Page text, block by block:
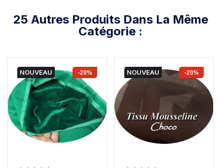
25 Autres Produits Dans La Même
Catégorie :
NOUVEAU -20% NOUVEAU -20%